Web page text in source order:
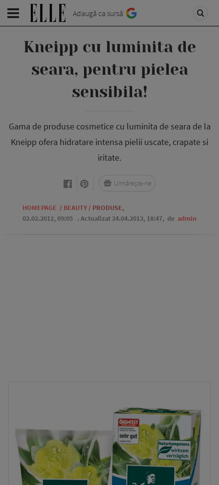
Adaugă ca sursă
Kneipp cu luminita de
seara, pentru pielea
sensibila!
Gama de produse cosmetice cu luminita de seara de la
Kneipp ofera hidratare intensa pielii uscate, crapate si
iritate.
HOMEPAGE / BEAUTY / PRODUSE,
02.02.2012, 09:05 . Actualizat 24.04.2013, 18:47, de admin
Urmărește-ne